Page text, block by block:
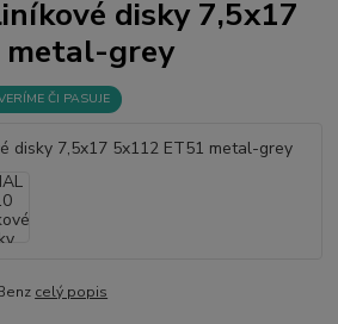
disky 7,5x17
metal-grey
ČI PASUJE
celý popis